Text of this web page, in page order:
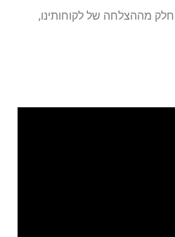
מההצלחה של לקוחותינו,